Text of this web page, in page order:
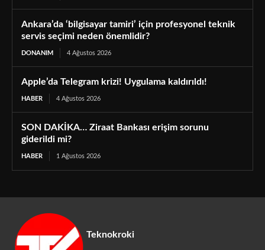
Ankara’da ‘bilgisayar tamiri’ için profesyonel teknik
servis seçimi neden önemlidir?
DONANIM 4 Ağustos 2026
Apple’da Telegram krizi! Uygulama kaldırıldı!
HABER 4 Ağustos 2026
SON DAKİKA… Ziraat Bankası erişim sorunu
giderildi mi?
HABER 1 Ağustos 2026
Teknokroki